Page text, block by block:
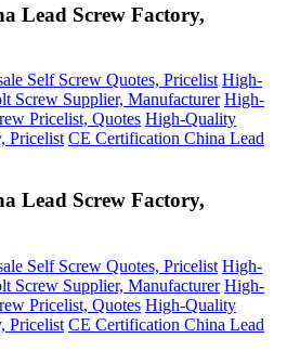
Lead Screw Factory,
Self Screw Quotes, Pricelist High-
Screw Supplier, Manufacturer High-
Pricelist, Quotes High-Quality
Pricelist CE Certification China Lead
Lead Screw Factory,
Self Screw Quotes, Pricelist High-
Screw Supplier, Manufacturer High-
Pricelist, Quotes High-Quality
Pricelist CE Certification China Lead